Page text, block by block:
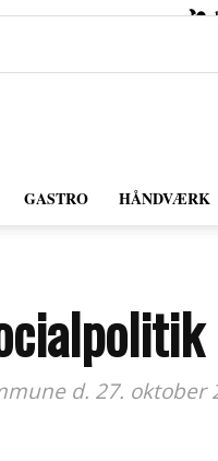
GASTRO HÅNDVÆRK
d. 27. oktober